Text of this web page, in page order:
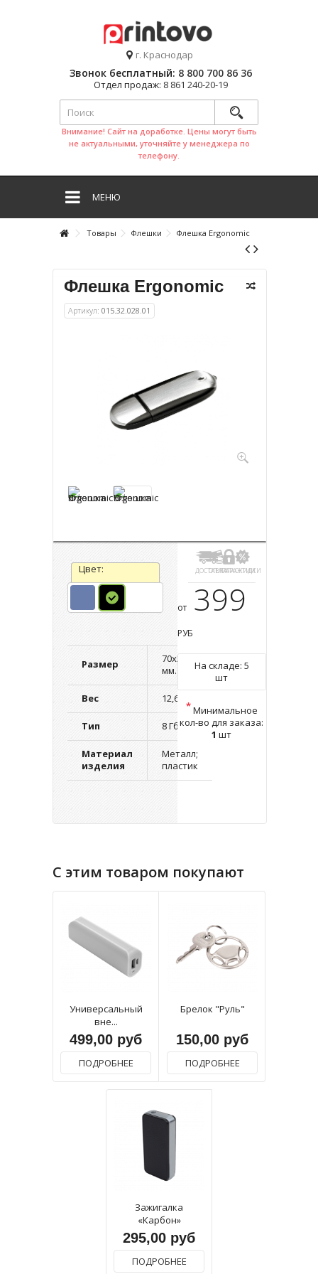
г. Краснодар
Звонок бесплатный: 8 800 700 86 36
Отдел продаж: 8 861 240-20-19
Внимание! Сайт на доработке. Цены могут быть
не актуальными, уточняйте у менеджера по
телефону.
МЕНЮ
Товары Флешки Флешка Ergonomic
Цвет:
Размер
70х25х7
мм.
Вес 12,6 г.
Тип 8 Гб
Материал
изделия
Металл;
пластик
ДОСТАВКА
ОПЛАТАГАРАНТИИ
СКИДКИ
от 399
РУБ
На складе: 5
шт
*Минимальное
кол-во для заказа:
1 шт
Флешка Ergonomic
Артикул: 015.32.028.01
С этим товаром покупают
Универсальный
вне...
499,00 руб
ПОДРОБНЕЕ
Брелок "Руль"
150,00 руб
ПОДРОБНЕЕ
Зажигалка
«Карбон»
295,00 руб
ПОДРОБНЕЕ